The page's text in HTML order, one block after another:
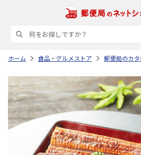
ホーム 食品・グルメストア 郵便局のカ